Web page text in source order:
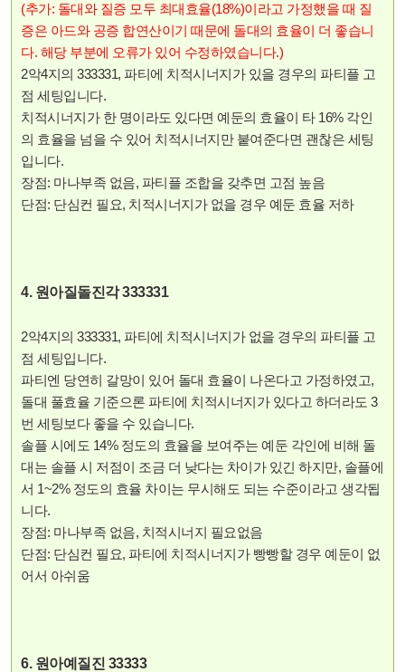
(추가: 돌대와 질증 모두 최대효율(18%)이라고 가정했을 때 질
증은 아드와 공증 합연산이기 때문에 돌대의 효율이 더 좋습니
다. 해당 부분에 오류가 있어 수정하였습니다.)
2악4지의 333331, 파티에 치적시너지가 있을 경우의 파티플 고
점 세팅입니다.
치적시너지가 한 명이라도 있다면 예둔의 효율이 타 16% 각인
의 효율을 넘을 수 있어 치적시너지만 붙여준다면 괜찮은 세팅
입니다.
장점: 마나부족 없음, 파티플 조합을 갖추면 고점 높음
단점: 단심컨 필요, 치적시너지가 없을 경우 예둔 효율 저하
4. 원아질돌진각 333331
2악4지의 333331, 파티에 치적시너지가 없을 경우의 파티플 고
점 세팅입니다.
파티엔 당연히 갈망이 있어 돌대 효율이 나온다고 가정하였고,
돌대 풀효율 기준으론 파티에 치적시너지가 있다고 하더라도 3
번 세팅보다 좋을 수 있습니다.
솔플 시에도 14% 정도의 효율을 보여주는 예둔 각인에 비해 돌
대는 솔플 시 저점이 조금 더 낮다는 차이가 있긴 하지만, 솔플에
서 1~2% 정도의 효율 차이는 무시해도 되는 수준이라고 생각됩
니다.
장점: 마나부족 없음, 치적시너지 필요없음
단점: 단심컨 필요, 파티에 치적시너지가 빵빵할 경우 예둔이 없
어서 아쉬움
6. 원아예질진 33333